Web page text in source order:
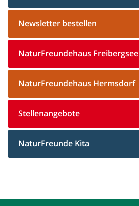
Newsletter bestellen
NaturFreundehaus Freibergsee
NaturFreundehaus Hermsdorf
Stellenangebote
NaturFreunde Kita